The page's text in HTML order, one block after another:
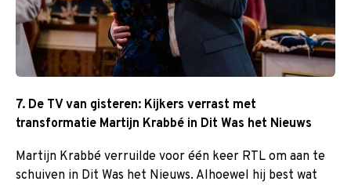
©
7. De TV van gisteren: Kijkers verrast met
transformatie Martijn Krabbé in Dit Was het Nieuws
Martijn Krabbé verruilde voor één keer RTL om aan te
schuiven in Dit Was het Nieuws. Alhoewel hij best wat